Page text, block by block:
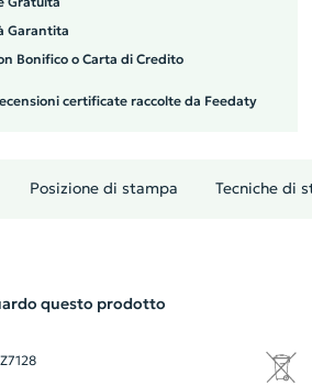
Garantita
Bonifico o Carta di Credito
certificate raccolte da Feedaty
Posizione di stampa Tecniche di
questo prodotto